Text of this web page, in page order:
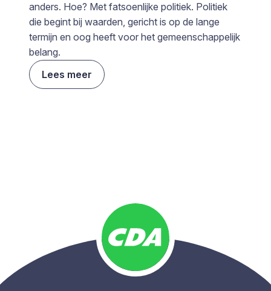
anders. Hoe? Met fatsoenlijke politiek. Politiek
die begint bij waarden, gericht is op de lange
termijn en oog heeft voor het gemeenschappelijk
belang.
Lees meer